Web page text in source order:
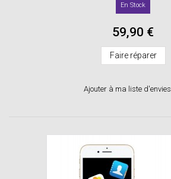
En Stock
59,90 €
Faire réparer
Ajouter à ma liste d'envies